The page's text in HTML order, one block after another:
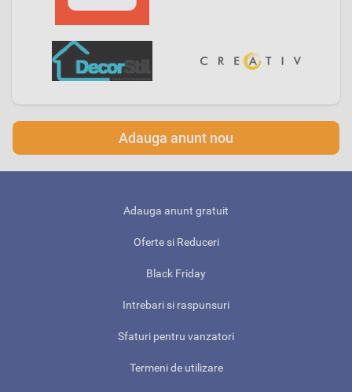
Adauga anunt nou
Adauga anunt gratuit
Oferte si Reduceri
Black Friday
Intrebari si raspunsuri
Sfaturi pentru vanzatori
Termeni de utilizare